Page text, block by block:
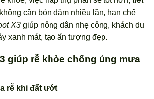
cần bón dặm nhiều lần, hạn chế
X3 giúp nông dân nhẹ công, khách du
xanh mát, tạo ấn tượng đẹp.
giúp rễ khỏe chống úng mưa
rễ khi đất ướt